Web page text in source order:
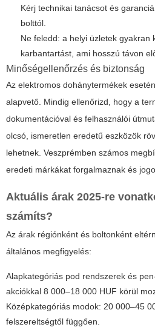
Kérj technikai tanácsot és
bolttól.
Ne feledd: a helyi üzletek gyakran
karbantartást, ami hosszú távon
Minőségellenőrzés és biztonság
Az elektromos dohánytermékek
alapvető. Mindig ellenőrizd, hogy a
dokumentációval és felhasználói
olcsó, ismeretlen eredetű eszközök
lehetnek. Veszprémben számos
eredeti márkákat forgalmaznak és
Aktuális árak 2025-re
számíts?
Az árak régiónként és boltonként
általános megfigyelés:
Alapkategóriás pod rendszerek és
akciókkal 8 000–18 000 HUF körül
Középkategóriás modok: 20 000–45
felszereltségtől függően.